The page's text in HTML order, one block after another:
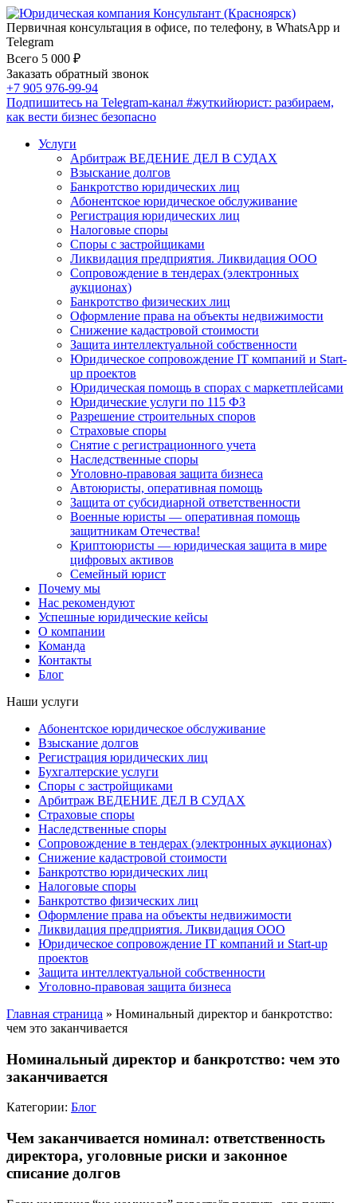
Первичная консультация в офисе, по телефону, в WhatsApp и
Telegram
Всего 5 000 ₽
Заказать обратный звонок
+7 905 976-99-94
Подпишитесь на Telegram-канал #жуткийюрист: разбираем,
как вести бизнес безопасно
Услуги
Арбитраж ВЕДЕНИЕ ДЕЛ В СУДАХ
Взыскание долгов
Банкротство юридических лиц
Абонентское юридическое обслуживание
Регистрация юридических лиц
Налоговые споры
Споры с застройщиками
Ликвидация предприятия. Ликвидация ООО
Сопровождение в тендерах (электронных
аукционах)
Банкротство физических лиц
Оформление права на объекты недвижимости
Снижение кадастровой стоимости
Защита интеллектуальной собственности
Юридическое сопровождение IT компаний и Start-
up проектов
Юридическая помощь в спорах с маркетплейсами
Юридические услуги по 115 ФЗ
Разрешение строительных споров
Страховые споры
Снятие с регистрационного учета
Наследственные споры
Уголовно-правовая защита бизнеса
Автоюристы, оперативная помощь
Защита от субсидиарной ответственности
Военные юристы — оперативная помощь
защитникам Отечества!
Криптоюристы — юридическая защита в мире
цифровых активов
Семейный юрист
Почему мы
Нас рекомендуют
Успешные юридические кейсы
О компании
Команда
Контакты
Блог
Наши услуги
Абонентское юридическое обслуживание
Взыскание долгов
Регистрация юридических лиц
Бухгалтерские услуги
Споры с застройщиками
Арбитраж ВЕДЕНИЕ ДЕЛ В СУДАХ
Страховые споры
Наследственные споры
Сопровождение в тендерах (электронных аукционах)
Снижение кадастровой стоимости
Банкротство юридических лиц
Налоговые споры
Банкротство физических лиц
Оформление права на объекты недвижимости
Ликвидация предприятия. Ликвидация ООО
Юридическое сопровождение IT компаний и Start-up
проектов
Защита интеллектуальной собственности
Уголовно-правовая защита бизнеса
Главная страница » Номинальный директор и банкротство:
чем это заканчивается
Номинальный директор и банкротство: чем это
заканчивается
Категории: Блог
Чем заканчивается номинал: ответственность
директора, уголовные риски и законное
списание долгов